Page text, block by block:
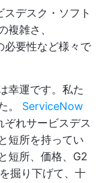
デスク・ソフト
複雑さ、
要性など様々で
幸運です。私た
。 ServiceNow
れサービスデス
短所を持ってい
短所、価格、G2
掘り下げて、十